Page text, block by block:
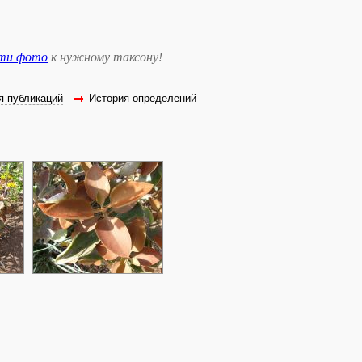
фото к нужному таксону!
публикаций История определений